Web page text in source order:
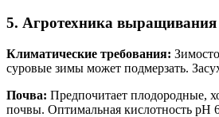
5. Агротехника выращивания
Климатические требования:
суровые зимы может подмерзать.
Почва: Предпочитает плодородные,
почвы. Оптимальная кислотность pH